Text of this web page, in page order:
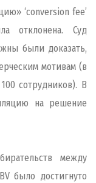
‘conversion fee’
отклонена. Суд
были доказать,
мотивам (в
сотрудников). В
на решение
между
было достигнуто